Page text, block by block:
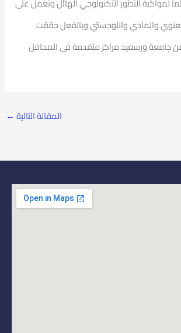
لمواكبة التطور التكنولوجي الهائل وتعمل على
والمادي واللوجستي وبالفعل حققت
جامعة ورسعيد مراكز متقدمة في المحافل
المقالة التالية ←